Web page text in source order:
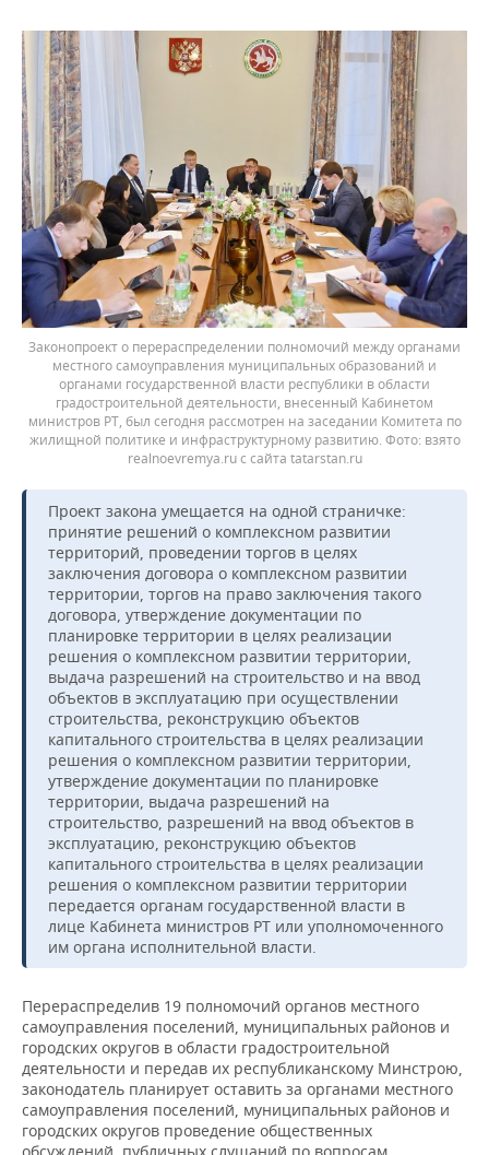
Законопроект о перераспределении полномочий между органами
местного самоуправления муниципальных образований и
органами государственной власти республики в области
градостроительной деятельности, внесенный Кабинетом
министров РТ, был сегодня рассмотрен на заседании Комитета по
жилищной политике и инфраструктурному развитию.
взято
realnoevremya.ru с сайта tatarstan.ru
Проект закона умещается на одной страничке:
принятие решений о комплексном развитии
территорий, проведении торгов в целях
заключения договора о комплексном развитии
территории, торгов на право заключения такого
договора, утверждение документации по
планировке территории в целях реализации
решения о комплексном развитии территории,
выдача разрешений на строительство и на ввод
объектов в эксплуатацию при осуществлении
строительства, реконструкцию объектов
капитального строительства в целях реализации
решения о комплексном развитии территории,
утверждение документации по планировке
территории, выдача разрешений на
строительство, разрешений на ввод объектов в
эксплуатацию, реконструкцию объектов
капитального строительства в целях реализации
решения о комплексном развитии территории
передается органам государственной власти в
лице Кабинета министров РТ или уполномоченного
им органа исполнительной власти.
Перераспределив 19 полномочий органов местного
самоуправления поселений, муниципальных районов и
городских округов в области градостроительной
деятельности и передав их республиканскому Минстрою,
законодатель планирует оставить за органами местного
самоуправления поселений, муниципальных районов и
городских округов проведение общественных